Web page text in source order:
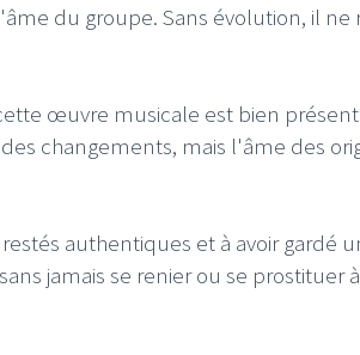
du groupe. Sans évolution, il ne
œuvre musicale est bien
changements, mais l'âme des
authentiques et à avoir gardé
jamais se renier ou se prostituer